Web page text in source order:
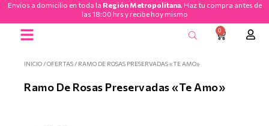
contenido
Envíos a domicilio en toda la Región Metropolitana. Haz tu compra antes de
las 18:00 hrs y recibe hoy mismo
0
CART
INICIO /OFERTAS / RAMO DE ROSAS PRESERVADAS «TE AMO»
Ramo De Rosas Preservadas «Te Amo»